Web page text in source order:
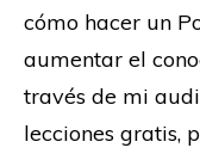
cómo hacer un
aumentar el
través de mi
lecciones gratis,